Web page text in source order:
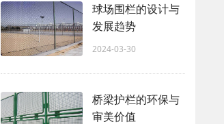
球场围栏的设计与
发展趋势
2024-03-30
桥梁护栏的环保与
审美价值